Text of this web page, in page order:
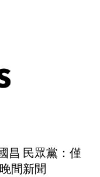
昌 民眾黨：僅
間新聞